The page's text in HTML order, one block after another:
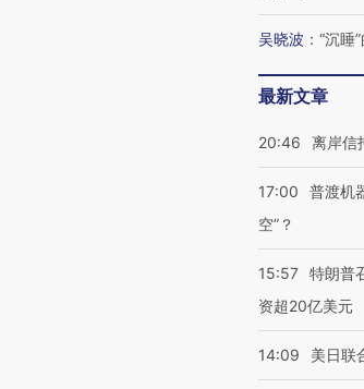
吴晓波 ： “沉睡
最新文章
20:46 离岸信
17:00
普渡机
空”？
15:57 特朗普
资超20亿美元
14:09 美日联